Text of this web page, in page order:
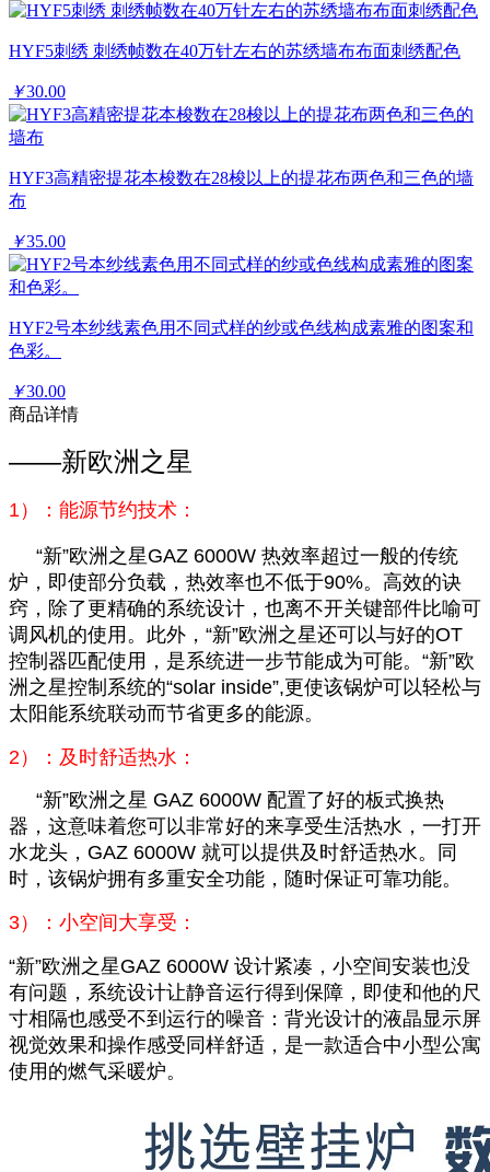
HYF5刺绣 刺绣帧数在40万针左右的苏绣墙布布面刺绣配色
￥30.00
HYF3高精密提花本梭数在28梭以上的提花布两色和三色的墙
布
￥35.00
HYF2号本纱线素色用不同式样的纱或色线构成素雅的图案和
色彩。
￥30.00
商品详情
——新欧洲之星
1）：能源节约技术：
“新”欧洲之星GAZ 6000W 热效率超过一般的传统
炉，即使部分负载，热效率也不低于90%。高效的诀
窍，除了更精确的系统设计，也离不开关键部件比喻可
调风机的使用。此外，“新”欧洲之星还可以与好的OT
控制器匹配使用，是系统进一步节能成为可能。“新”欧
洲之星控制系统的“solar inside”,更使该锅炉可以轻松与
太阳能系统联动而节省更多的能源。
2）：及时舒适热水：
“新”欧洲之星 GAZ 6000W 配置了好的板式换热
器，这意味着您可以非常好的来享受生活热水，一打开
水龙头，GAZ 6000W 就可以提供及时舒适热水。同
时，该锅炉拥有多重安全功能，随时保证可靠功能。
3）：小空间大享受：
“新”欧洲之星GAZ 6000W 设计紧凑，小空间安装也没
有问题，系统设计让静音运行得到保障，即使和他的尺
寸相隔也感受不到运行的噪音：背光设计的液晶显示屏
视觉效果和操作感受同样舒适，是一款适合中小型公寓
使用的燃气采暖炉。